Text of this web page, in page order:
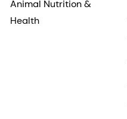
Animal Nutrition &
Health